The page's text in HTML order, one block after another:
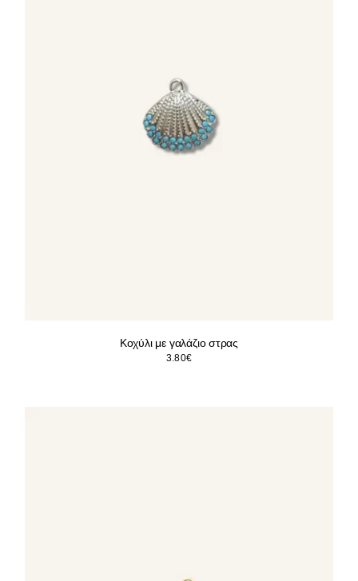
Κοχύλι με γαλάζιο στρας
3.80€